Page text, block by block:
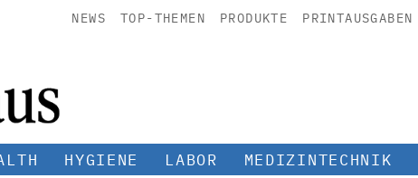
NEWS TOP-THEMEN PRODUKTE PRINTAUSGABEN
HYGIENE LABOR MEDIZINTECHNIK